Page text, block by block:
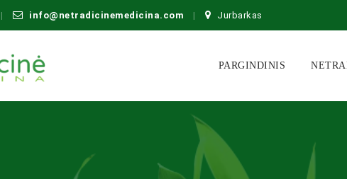
info@netradicinemedicina.com Jurbarkas
content
PARGINDINIS